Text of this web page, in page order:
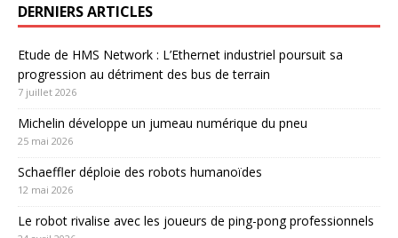
DERNIERS ARTICLES
Etude de HMS Network : L’Ethernet industriel poursuit sa
progression au détriment des bus de terrain
7 juillet 2026
Michelin développe un jumeau numérique du pneu
25 mai 2026
Schaeffler déploie des robots humanoïdes
12 mai 2026
Le robot rivalise avec les joueurs de ping-pong professionnels